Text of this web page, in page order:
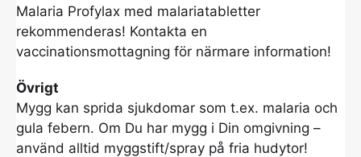
Malaria Profylax med malariatabletter
rekommenderas! Kontakta en
vaccinationsmottagning för närmare information!
Övrigt
Mygg kan sprida sjukdomar som t.ex. malaria och
gula febern. Om Du har mygg i Din omgivning –
använd alltid myggstift/spray på fria hudytor!